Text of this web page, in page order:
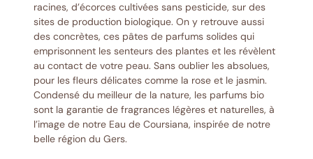
racines, d’écorces cultivées sans pesticide, sur des
sites de production biologique. On y retrouve aussi
des concrètes, ces pâtes de parfums solides qui
emprisonnent les senteurs des plantes et les révèlent
au contact de votre peau. Sans oublier les absolues,
pour les fleurs délicates comme la rose et le jasmin.
Condensé du meilleur de la nature, les parfums bio
sont la garantie de fragrances légères et naturelles, à
l’image de notre Eau de Coursiana, inspirée de notre
belle région du Gers.